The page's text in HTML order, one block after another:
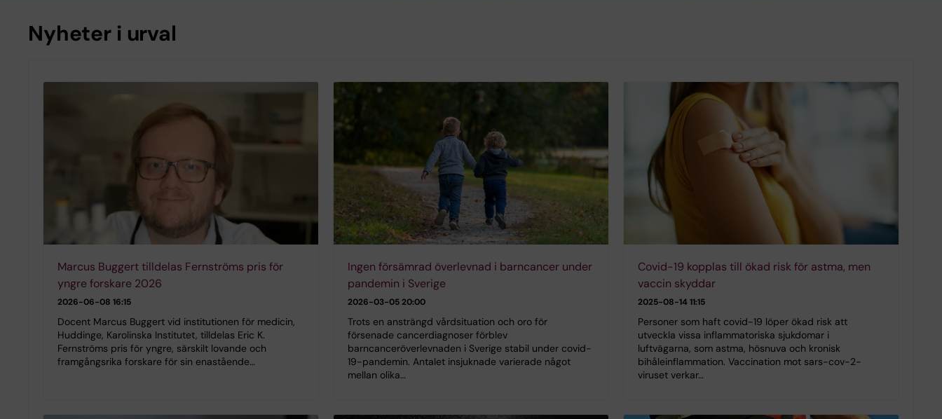
Nyheter i urval
Marcus Buggert tilldelas Fernströms pris för
yngre forskare 2026
2026-06-08 16:15
Docent Marcus Buggert vid institutionen för medicin,
Huddinge, Karolinska Institutet, tilldelas Eric K.
Fernströms pris för yngre, särskilt lovande och
framgångsrika forskare för sin enastående…
Ingen försämrad överlevnad i barncancer under
pandemin i Sverige
2026-03-05 20:00
Trots en ansträngd vårdsituation och oro för
försenade cancerdiagnoser förblev
barncanceröverlevnaden i Sverige stabil under covid-
19-pandemin. Antalet insjuknade varierade något
mellan olika…
Covid-19 kopplas till ökad risk för astma, men
vaccin skyddar
2025-08-14 11:15
Personer som haft covid-19 löper ökad risk att
utveckla vissa inflammatoriska sjukdomar i
luftvägarna, som astma, hösnuva och kronisk
bihåleinflammation. Vaccination mot sars-cov-2-
viruset verkar…